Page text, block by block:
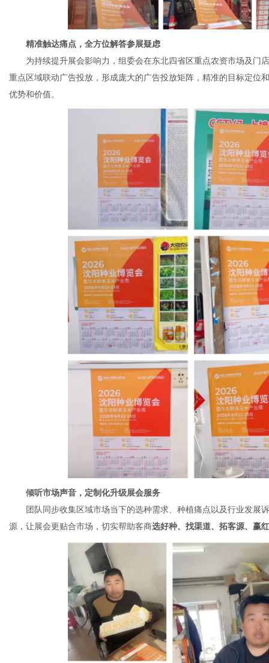
精准触达痛点，全方位解答参展疑虑
为持续提升展会影响力，组委会在东北四省区重点农资市场及门
重点区域联动广告投放，形成庞大的广告投放矩阵，精准的目标定位
优势和价值。
倾听市场声音，定制化升级展会服务
团队同步收集区域市场当下的选种需求、种植痛点以及行业发展
源，让展会更贴合市场，切实帮助客商选好种、找渠道、拓客源、赢